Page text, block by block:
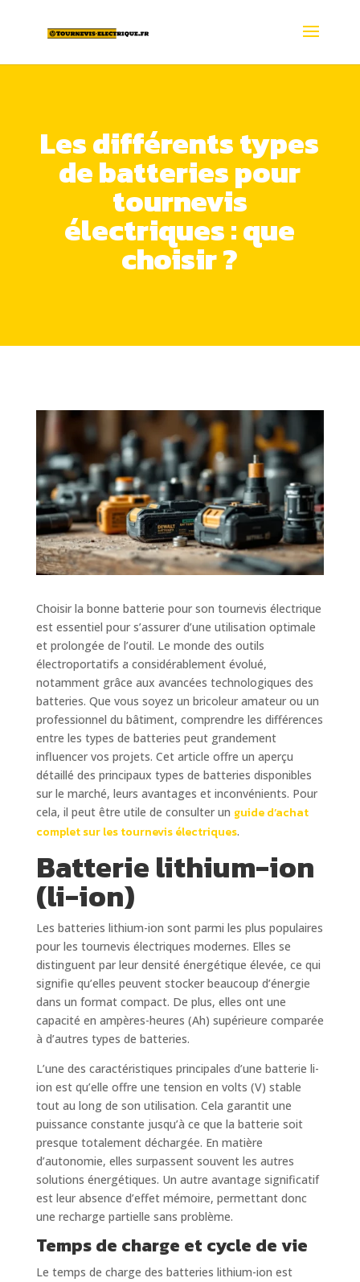
Les différents types
de batteries pour
tournevis
électriques : que
choisir ?
Choisir la bonne batterie pour son tournevis électrique
est essentiel pour s’assurer d’une utilisation optimale
et prolongée de l’outil. Le monde des outils
électroportatifs a considérablement évolué,
notamment grâce aux avancées technologiques des
batteries. Que vous soyez un bricoleur amateur ou un
professionnel du bâtiment, comprendre les différences
entre les types de batteries peut grandement
influencer vos projets. Cet article offre un aperçu
détaillé des principaux types de batteries disponibles
sur le marché, leurs avantages et inconvénients. Pour
cela, il peut être utile de consulter un guide d’achat
complet sur les tournevis électriques.
Batterie lithium-ion
(li-ion)
Les batteries lithium-ion sont parmi les plus populaires
pour les tournevis électriques modernes. Elles se
distinguent par leur densité énergétique élevée, ce qui
signifie qu’elles peuvent stocker beaucoup d’énergie
dans un format compact. De plus, elles ont une
capacité en ampères-heures (Ah) supérieure comparée
à d’autres types de batteries.
L’une des caractéristiques principales d’une batterie li-
ion est qu’elle offre une tension en volts (V) stable
tout au long de son utilisation. Cela garantit une
puissance constante jusqu’à ce que la batterie soit
presque totalement déchargée. En matière
d’autonomie, elles surpassent souvent les autres
solutions énergétiques. Un autre avantage significatif
est leur absence d’effet mémoire, permettant donc
une recharge partielle sans problème.
Temps de charge et cycle de vie
Le temps de charge des batteries lithium-ion est